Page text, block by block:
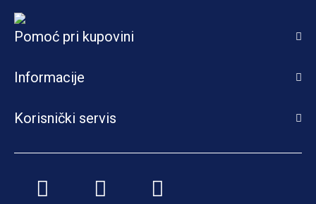
Pomoć pri kupovini
Informacije
Korisnički servis